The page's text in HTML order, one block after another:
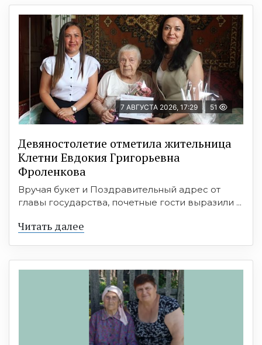
7 АВГУСТА 2026, 17:29 51
Девяностолетие отметила жительница
Клетни Евдокия Григорьевна
Фроленкова
Вручая букет и Поздравительный адрес от
главы государства, почетные гости выразили ...
Читать далее